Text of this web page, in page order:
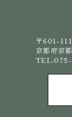
〒601-
京都府京